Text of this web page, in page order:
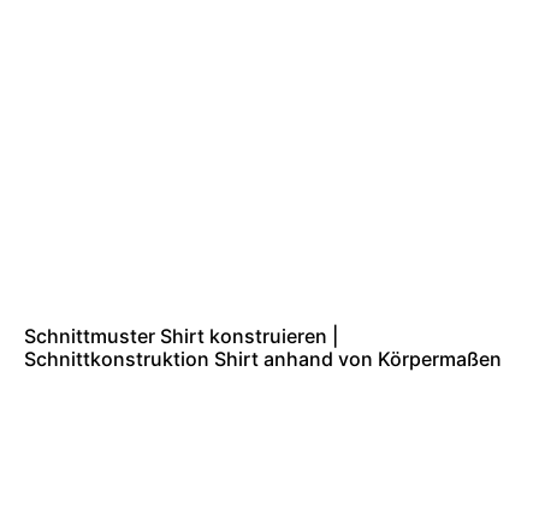
Schnittmuster Shirt konstruieren |
Schnittkonstruktion Shirt anhand von Körpermaßen